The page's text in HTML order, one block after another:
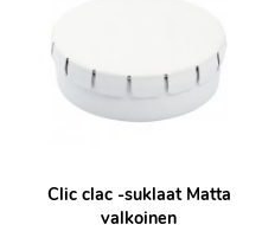
Clic clac -suklaat Matta
valkoinen